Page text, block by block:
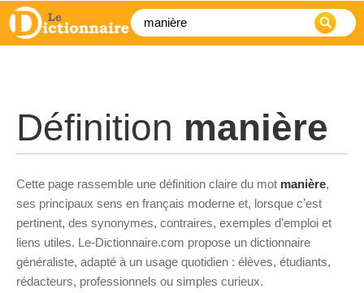
Définition manière
Cette page rassemble une définition claire du mot manière,
ses principaux sens en français moderne et, lorsque c’est
pertinent, des synonymes, contraires, exemples d’emploi et
liens utiles. Le-Dictionnaire.com propose un dictionnaire
généraliste, adapté à un usage quotidien : élèves, étudiants,
rédacteurs, professionnels ou simples curieux.